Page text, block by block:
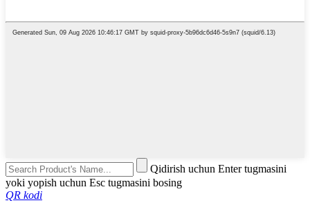
Qidirish uchun Enter tugmasini
yoki yopish uchun Esc tugmasini bosing
QR kodi